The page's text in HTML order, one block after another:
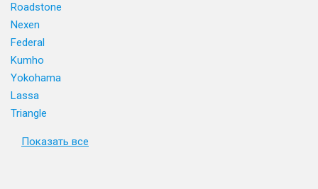
Roadstone
Nexen
Federal
Kumho
Yokohama
Lassa
Triangle
Показать все